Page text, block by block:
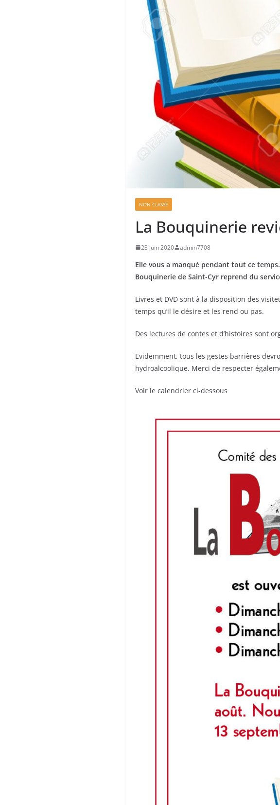
NON CLASSÉ
La Bouquinerie
23 juin 2020 admin7708
Elle vous a manqué pendant tout ce
Bouquinerie de Saint-Cyr reprend du
Livres et DVD sont à la disposition des
temps qu’il le désire et les rend ou pas.
Des lectures de contes et d’histoires sont
Evidemment, tous les gestes barrières
hydroalcoolique. Merci de respecter
Voir le calendrier ci-dessous